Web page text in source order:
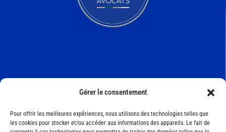
Gérer le consentement
Pour offrir les meilleures expériences, nous utilisons des technologies telles que
les cookies pour stocker et/ou accéder aux informations des appareils. Le fait de
Les cabinetsPalicotetBallu-Gougeon Voisine